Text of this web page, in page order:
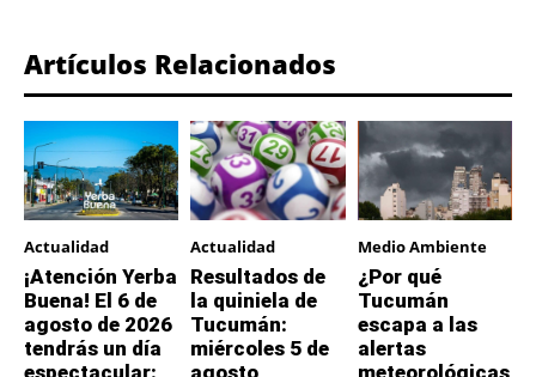
Artículos Relacionados
Actualidad
¡Atención Yerba
Buena! El 6 de
agosto de 2026
tendrás un día
Actualidad
Resultados de
la quiniela de
Tucumán:
miércoles 5 de
Medio Ambiente
¿Por qué
Tucumán
escapa a las
alertas